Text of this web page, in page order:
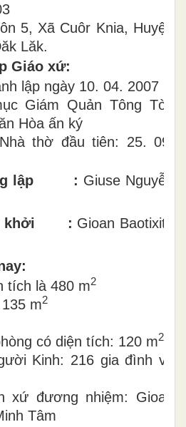
Xã Cuôr Knia, Huyện
Lăk.
Giáo xứ:
lập ngày 10. 04. 2007
Giám Quản Tông Tòa
Hòa ấn ký
thờ đầu tiên: 25. 09.
lập : Giuse Nguyễn
khởi : Gioan Baotixita
tích là 480 m2
m2
có diện tích: 120 m2
Kinh: 216 gia đình và
xứ đương nhiệm: Gioan
Tâm